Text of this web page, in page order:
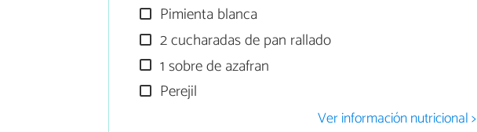
Pimienta blanca
2 cucharadas de pan rallado
1 sobre de azafran
Perejil
Ver información nutricional >